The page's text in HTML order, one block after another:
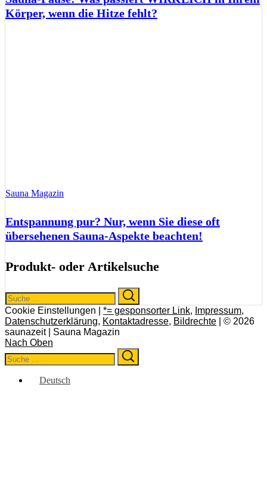
Körper, wenn die Hitze fehlt?
Sauna Magazin
Entspannung pur? Nur, wenn Sie diese oft
übersehenen Sauna-Aspekte beachten!
Produkt- oder Artikelsuche
Search
for:
Cookie Einstellungen | *= gesponsorter Link, Impressum,
Datenschutzerklärung, Kontaktadresse, Bildrechte | © 2026
saunazeit | Sauna Magazin
Nach Oben
Search
for:
Deutsch